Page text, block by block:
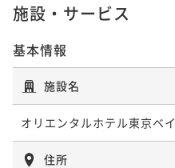
施設・サービス
基本情報
施設名
オリエンタルホテル東京ベイ
住所